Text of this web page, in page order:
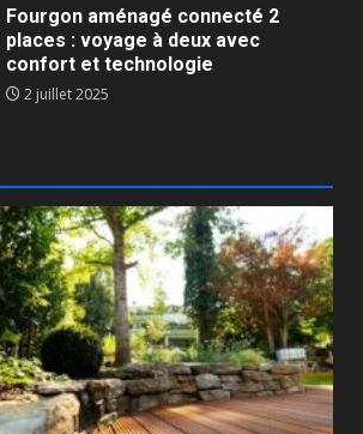
Fourgon aménagé connecté 2
places : voyage à deux avec
confort et technologie
2 juillet 2025